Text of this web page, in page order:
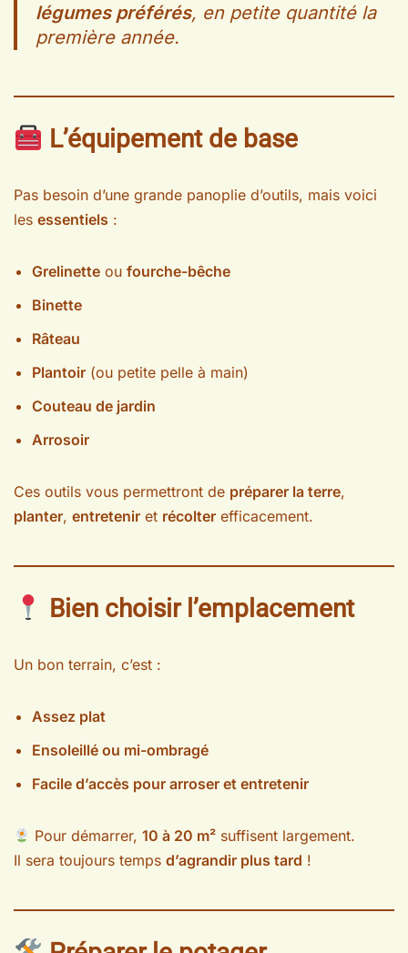
légumes préférés, en petite quantité la
première année.
L’équipement de base
Pas besoin d’une grande panoplie d’outils, mais voici
les essentiels :
Grelinette ou fourche-bêche
Binette
Râteau
Plantoir (ou petite pelle à main)
Couteau de jardin
Arrosoir
Ces outils vous permettront de préparer la terre,
planter, entretenir et récolter efficacement.
Bien choisir l’emplacement
Un bon terrain, c’est :
Assez plat
Ensoleillé ou mi-ombragé
Facile d’accès pour arroser et entretenir
Pour démarrer,10 à 20 m² suffisent largement.
Il sera toujours temps d’agrandir plus tard !